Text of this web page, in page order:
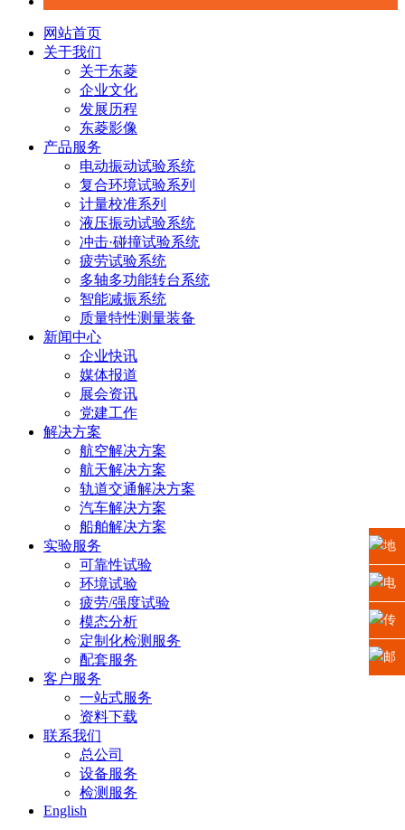
网站首页
关于我们
关于东菱
企业文化
发展历程
东菱影像
产品服务
电动振动试验系统
复合环境试验系列
计量校准系列
液压振动试验系统
冲击·碰撞试验系统
疲劳试验系统
多轴多功能转台系统
智能减振系统
质量特性测量装备
新闻中心
企业快讯
媒体报道
展会资讯
党建工作
解决方案
航空解决方案
航天解决方案
轨道交通解决方案
汽车解决方案
船舶解决方案
实验服务
可靠性试验
环境试验
疲劳/强度试验
模态分析
定制化检测服务
配套服务
客户服务
一站式服务
资料下载
联系我们
总公司
设备服务
检测服务
English
地
址：
江苏
省苏
电
话：
0512-
传
真：
邮